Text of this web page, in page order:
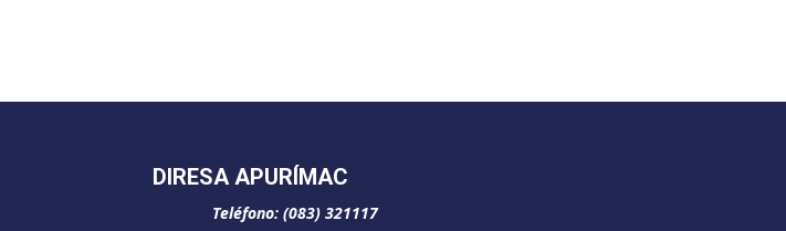
DIRESA APURÍMAC
Teléfono: (083) 321117